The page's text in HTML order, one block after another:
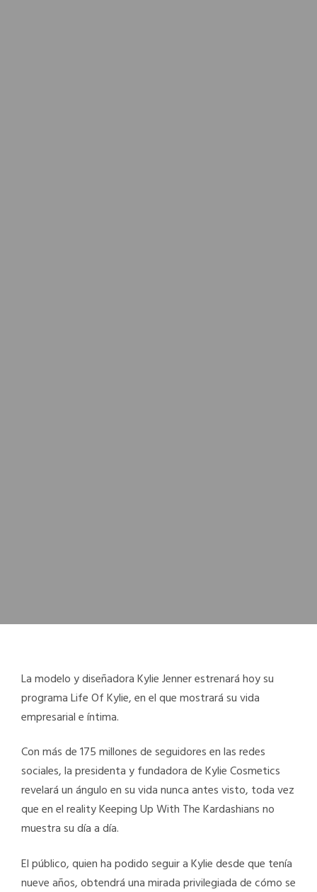
La modelo y diseñadora Kylie Jenner estrenará hoy su
programa Life Of Kylie, en el que mostrará su vida
empresarial e íntima.
Con más de 175 millones de seguidores en las redes
sociales, la presidenta y fundadora de Kylie Cosmetics
revelará un ángulo en su vida nunca antes visto, toda vez
que en el reality Keeping Up With The Kardashians no
muestra su día a día.
El público, quien ha podido seguir a Kylie desde que tenía
nueve años, obtendrá una mirada privilegiada de cómo se